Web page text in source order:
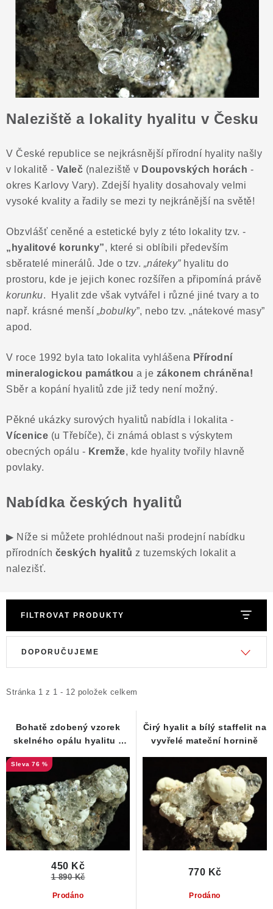
Naleziště a lokality hyalitu v Česku
V České republice se nejkrásnější přírodní hyality našly
v lokalitě - Valeč (naleziště v Doupovských horách -
okres Karlovy Vary). Zdejší hyality dosahovaly velmi
vysoké kvality a řadily se mezi ty nejkránější na světě!
Obzvlášť ceněné a estetické byly z této lokality tzv. -
„hyalitové korunky”, které si oblíbili především
sběratelé minerálů. Jde o tzv. „náteky”hyalitu do
prostoru, kde je jejich konec rozšířen a připomíná právě
korunku. Hyalit zde však vytvářel i různé jiné tvary a to
např. krásné menší „bobulky”, nebo tzv. „nátekové masy”
apod.
V roce 1992 byla tato lokalita vyhlášena Přírodní
mineralogickou památkou a je zákonem chráněna!
Sběr a kopání hyalitů zde již tedy není možný.
Pěkné ukázky surových hyalitů nabídla i lokalita -
Vícenice (u Třebíče), či známá oblast s výskytem
obecných opálu - Kremže, kde hyality tvořily hlavně
povlaky.
Nabídka českých hyalitů
▶ Níže si můžete prohlédnout naši prodejní nabídku
přírodních českých hyalitů z tuzemských lokalit a
nalezišť.
FILTROVAT PRODUKTY
i
o
u
k
t
ů
Stránka 1 z 1 - 12 položek celkem
e
p
r
d
u
k
t
DOPORUČUJEME
Bohatě zdobený vzorek
skelného opálu hyalitu z
76 %
Prodáno
450 Kč
1 890 Kč
Čirý hyalit a bílý staffelit na
vyvřelé mateční hornině
Prodáno
770 Kč